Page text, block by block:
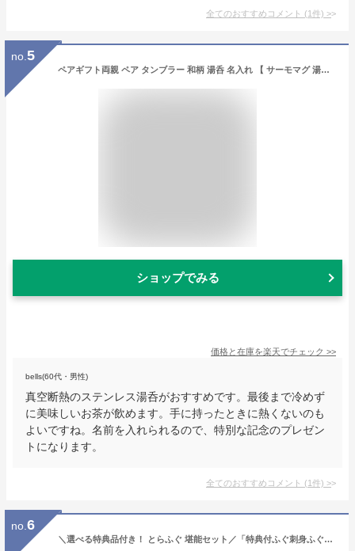
全てのおすすめコメント (1件) >
no. 5
ペアギフト両親 ペア タンブラー 和柄 湯呑 名入れ 【 サーモマグ 湯のみ ペア 】 おしゃれ 名前入り 保温 保冷 真空断熱 ステンレスタンブラー 誕生日 祖父母 おじいちゃん おばあちゃん 還暦祝い 古希 喜寿 米寿 お祝い 年配
ショップでみる
価格と在庫を楽天でチェック >>
bells(60代・男性)
真空断熱のステンレス湯呑がおすすめです。最後まで冷めず
に美味しいお茶が飲めます。手に持ったときに熱くないのも
よいですね。名前を入れられるので、特別な記念のプレゼン
トになります。
全てのおすすめコメント (1件) >
no. 6
＼選べる特典品付き！ とらふぐ 堪能セット／「特典付ふぐ刺身ふぐ鍋セット2人前／超冷」 山口 トラフグ ふぐ ふぐ刺し ふぐ皮 湯引き ふぐ鍋 ふぐちり ふぐひれ ひれ酒 ＼ 楽天グルメ大賞 連続受賞の店／ 送料無料 プレゼント お礼 お祝い 誕生日 贈り物 ギフト グルメ 食品